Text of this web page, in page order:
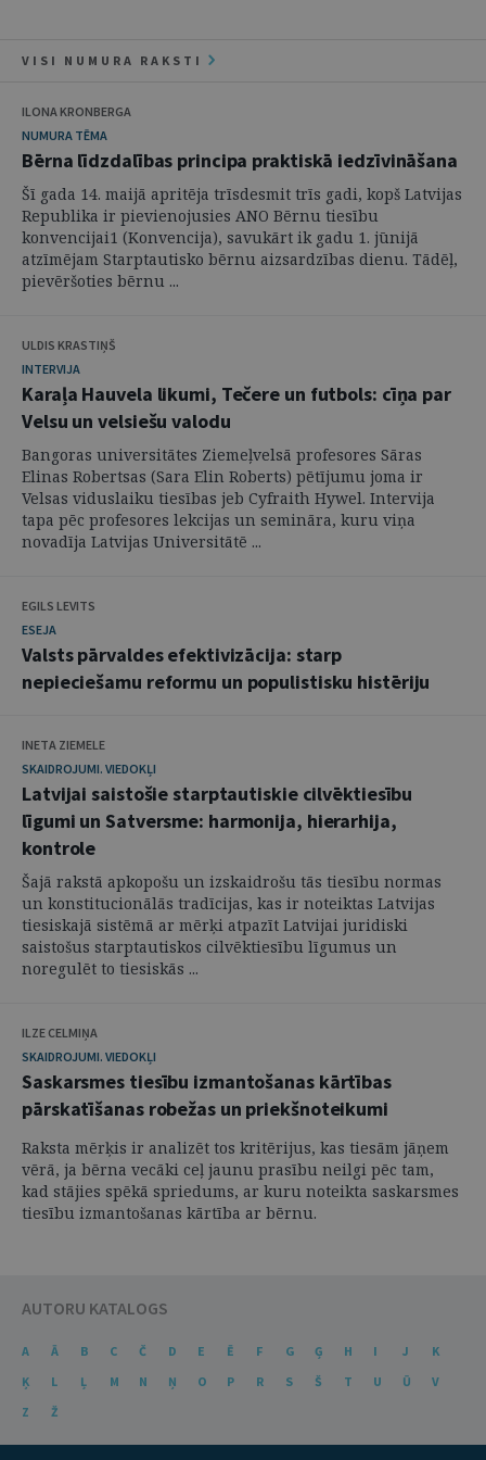
VISI NUMURA RAKSTI
ILONA KRONBERGA
NUMURA TĒMA
Bērna līdzdalības principa praktiskā iedzīvināšana
Šī gada 14. maijā apritēja trīsdesmit trīs gadi, kopš Latvijas
Republika ir pievienojusies ANO Bērnu tiesību
konvencijai1 (Konvencija), savukārt ik gadu 1. jūnijā
atzīmējam Starptautisko bērnu aizsardzības dienu. Tādēļ,
pievēršoties bērnu ...
ULDIS KRASTIŅŠ
INTERVIJA
Karaļa Hauvela likumi, Tečere un futbols: cīņa par
Velsu un velsiešu valodu
Bangoras universitātes Ziemeļvelsā profesores Sāras
Elinas Robertsas (Sara Elin Roberts) pētījumu joma ir
Velsas viduslaiku tiesības jeb Cyfraith Hywel. Intervija
tapa pēc profesores lekcijas un semināra, kuru viņa
novadīja Latvijas Universitātē ...
EGILS LEVITS
ESEJA
Valsts pārvaldes efektivizācija: starp
nepieciešamu reformu un populistisku histēriju
INETA ZIEMELE
SKAIDROJUMI. VIEDOKĻI
Latvijai saistošie starptautiskie cilvēktiesību
līgumi un Satversme: harmonija, hierarhija,
kontrole
Šajā rakstā apkopošu un izskaidrošu tās tiesību normas
un konstitucionālās tradīcijas, kas ir noteiktas Latvijas
tiesiskajā sistēmā ar mērķi atpazīt Latvijai juridiski
saistošus starptautiskos cilvēktiesību līgumus un
noregulēt to tiesiskās ...
ILZE CELMIŅA
SKAIDROJUMI. VIEDOKĻI
Saskarsmes tiesību izmantošanas kārtības
pārskatīšanas robežas un priekšnoteikumi
Raksta mērķis ir analizēt tos kritērijus, kas tiesām jāņem
vērā, ja bērna vecāki ceļ jaunu prasību neilgi pēc tam,
kad stājies spēkā spriedums, ar kuru noteikta saskarsmes
tiesību izmantošanas kārtība ar bērnu.
AUTORU KATALOGS
A Ā B C Č D E Ē F G Ģ H I J
K
Ķ
L Ļ M N Ņ O P R S Š T U Ū
V
Z
Ž